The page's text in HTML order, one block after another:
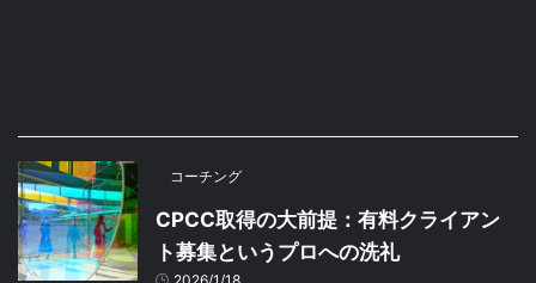
コーチング
CPCC取得の大前提：有料クライアン
ト募集というプロへの洗礼